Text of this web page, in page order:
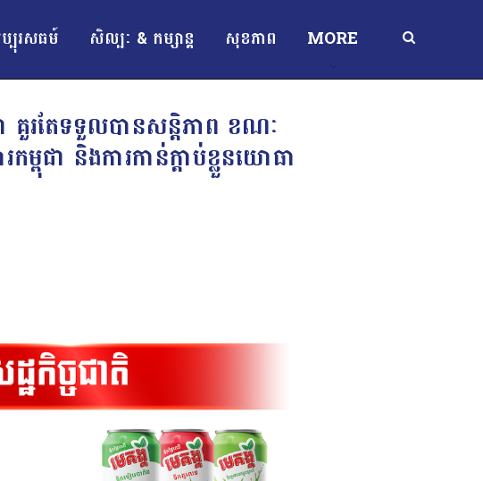
បុរសធម៍ សិល្បៈ & កម្សាន្ត សុខភាព MORE
គួរតែទទួលបានសន្តិភាព ខណៈ
ា និងការកាន់ក្តាប់ខ្លួនយោធា